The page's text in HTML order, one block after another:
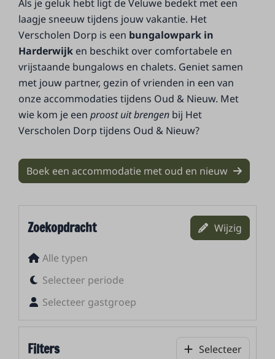
Als je geluk hebt ligt de Veluwe bedekt met een
laagje sneeuw tijdens jouw vakantie. Het
Verscholen Dorp is een bungalowpark in
Harderwijk en beschikt over comfortabele en
vrijstaande bungalows en chalets. Geniet samen
met jouw partner, gezin of vrienden in een van
onze accommodaties tijdens Oud & Nieuw. Met
wie kom je eenproost uit brengen bij Het
Verscholen Dorp tijdens Oud & Nieuw?
Boek een accommodatie met oud en nieuw
Zoekopdracht Wijzig
Alle typen
Selecteer periode
Selecteer gastgroep
Filters Selecteer